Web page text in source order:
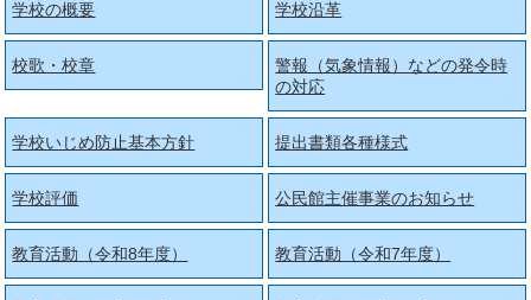
学校の概要 学校沿革
校歌・校章
警報（気象情報）などの発令時
の対応
学校いじめ防止基本方針 提出書類各種様式
学校評価 公民館主催事業のお知らせ
教育活動（令和8年度） 教育活動（令和7年度）